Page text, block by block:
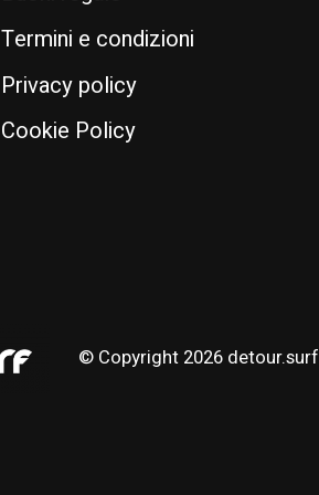
Termini e condizioni
Privacy policy
Cookie Policy
© Copyright 2026 detour.surf